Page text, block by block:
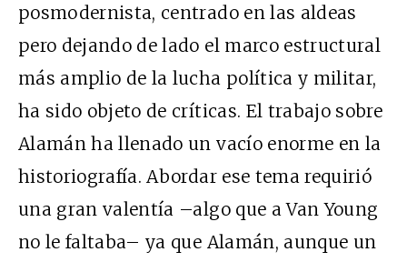
posmodernista, centrado en las aldeas
pero dejando de lado el marco estructural
más amplio de la lucha política y militar,
ha sido objeto de críticas. El trabajo sobre
Alamán ha llenado un vacío enorme en la
historiografía. Abordar ese tema requirió
una gran valentía –algo que a Van Young
no le faltaba– ya que Alamán, aunque un